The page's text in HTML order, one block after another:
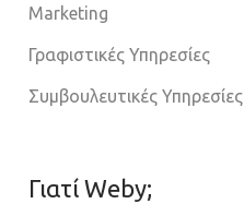
Marketing
Γραφιστικές Υπηρεσίες
Συμβουλευτικές Υπηρεσίες
Γιατί Weby;